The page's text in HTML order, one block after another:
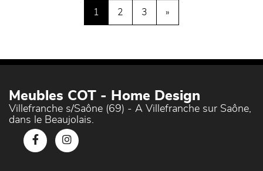
1 2 3 »
Meubles COT - Home Design
Villefranche s/Saône (69) - A Villefranche sur Saône,
dans le Beaujolais.